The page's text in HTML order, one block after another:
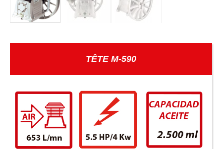
TÊTE M-590